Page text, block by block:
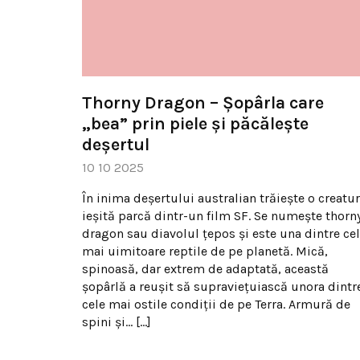
Thorny Dragon – Șopârla care
„bea” prin piele și păcălește
deșertul
10 10 2025
În inima deșertului australian trăiește o
ieșită parcă dintr-un film SF. Se numește
dragon sau diavolul țepos și este una dintre
mai uimitoare reptile de pe planetă. Mică,
spinoasă, dar extrem de adaptată, această
șopârlă a reușit să supraviețuiască unora
cele mai ostile condiții de pe Terra. Armură de
spini și… […]